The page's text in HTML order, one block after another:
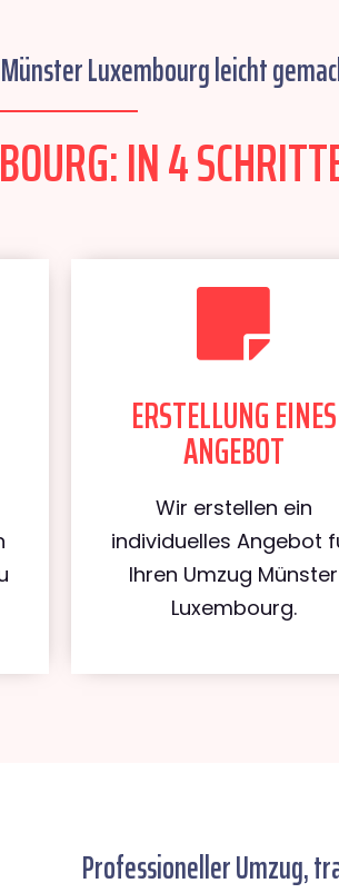
Luxembourg leicht
IN 4
ERSTELLUNG EINES
ANGEBOT
Wir erstellen ein
individuelles Angebot
Ihren Umzug Münster
Luxembourg.
Professioneller Umzug,